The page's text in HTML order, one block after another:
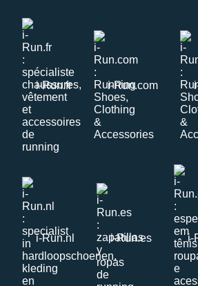
i-Run.fr i-Run.com
i-Run.nl i-Run.es i-